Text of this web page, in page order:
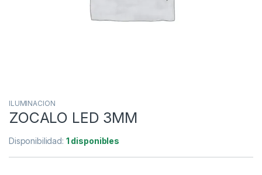
ILUMINACION
ZOCALO LED 3MM
Disponibilidad: 1 disponibles